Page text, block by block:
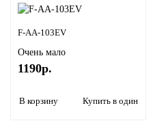
F-AA-103EV
Очень мало
1190р.
В корзину Купить в один клик